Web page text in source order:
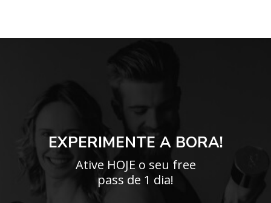
EXPERIMENTE A BORA!
Ative HOJE o seu free
pass de 1 dia!